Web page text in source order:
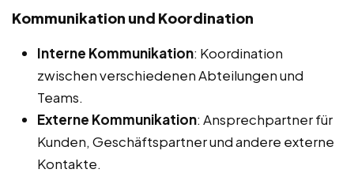
Kommunikation und Koordination
Interne Kommunikation: Koordination
zwischen verschiedenen Abteilungen und
Teams.
Externe Kommunikation: Ansprechpartner für
Kunden, Geschäftspartner und andere externe
Kontakte.